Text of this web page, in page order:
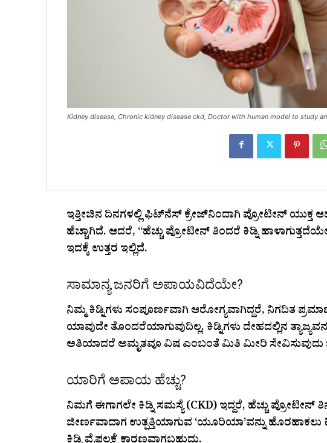
Kidney disease, Chronic kidney disease ckd, Doctor with human model to study
ಇತ್ತೀಚಿನ ದಿನಗಳಲ್ಲಿ ಫಿಟ್‌ನೆಸ್ ಕ್ರೇಜ್‌ನಿಂದಾಗಿ ಪ್ರೋಟೀನ್ ಯುಕ್ತ
ಹೆಚ್ಚಾಗಿದೆ. ಆದರೆ, “ಹೆಚ್ಚು ಪ್ರೋಟೀನ್ ತಿಂದರೆ ಕಿಡ್ನಿ
ಇದಕ್ಕೆ ಉತ್ತರ ಇಲ್ಲಿದೆ.
ಸಾಮಾನ್ಯ ಜನರಿಗೆ ಅಪಾಯವಿದೆಯೇ?
ನಿಮ್ಮ ಕಿಡ್ನಿಗಳು ಸಂಪೂರ್ಣವಾಗಿ ಆರೋಗ್ಯವಾಗಿದ್ದರೆ, ನಿಗದಿತ
ಯಾವುದೇ ತೊಂದರೆಯಾಗುವುದಿಲ್ಲ. ಕಿಡ್ನಿಗಳು ದೇಹದಲ್ಲಿನ
ಅತಿಯಾದರೆ ಅಮೃತವೂ ವಿಷ ಎಂಬಂತೆ ಮಿತಿ ಮೀರಿ ಸೇವಿಸುವುದು
ಯಾರಿಗೆ ಅಪಾಯ ಹೆಚ್ಚು?
ನಿಮಗೆ ಈಗಾಗಲೇ ಕಿಡ್ನಿ ಸಮಸ್ಯೆ (CKD) ಇದ್ದರೆ, ಹೆಚ್ಚು ಪ್ರೋಟೀನ್
ಜೀರ್ಣವಾದಾಗ ಉತ್ಪತ್ತಿಯಾಗುವ ‘ಯೂರಿಯಾ’ವನ್ನು ಹೊರಹಾಕಲು